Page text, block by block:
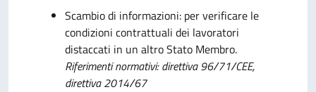
Scambio di informazioni: per verificare le
condizioni contrattuali dei lavoratori
distaccati in un altro Stato Membro.
Riferimenti normativi: direttiva 96/71/CEE,
direttiva 2014/67